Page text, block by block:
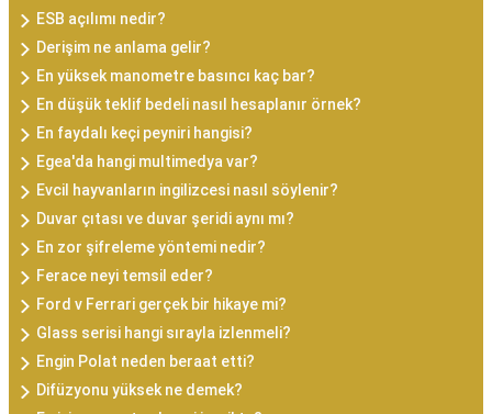
ESB açılımı nedir?
Derişim ne anlama gelir?
En yüksek manometre basıncı kaç bar?
En düşük teklif bedeli nasıl hesaplanır örnek?
En faydalı keçi peyniri hangisi?
Egea'da hangi multimedya var?
Evcil hayvanların ingilizcesi nasıl söylenir?
Duvar çıtası ve duvar şeridi aynı mı?
En zor şifreleme yöntemi nedir?
Ferace neyi temsil eder?
Ford v Ferrari gerçek bir hikaye mi?
Glass serisi hangi sırayla izlenmeli?
Engin Polat neden beraat etti?
Difüzyonu yüksek ne demek?